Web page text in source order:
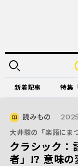
新着記事 特集
読みもの
大井駿の「楽語にま
クラシック：
者」!? 意味の